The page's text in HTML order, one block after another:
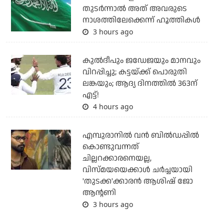
തുടര്‍ന്നാല്‍ അത് അവരുടെ
നാശത്തിലേക്കെന്ന് ഹൂത്തികള്‍
3 hours ago
കുല്‍ദീപും ജഡേജയും മാനവും
വിറപ്പിച്ചു; കട്ടയ്ക്ക് പൊരുതി
ലങ്കയും; ആദ്യ ദിനത്തില്‍ 363ന്
എട്ട്!
4 hours ago
എമ്പുരാനില്‍ വന്‍ ബില്‍ഡപ്പില്‍
കൊണ്ടുവന്നത്
ചില്ലറക്കാരനെയല്ല,
വിസ്മയയെക്കാള്‍ ചര്‍ച്ചയായി
'തുടക്ക'ക്കാരന്‍ ആശിഷ് ജോ
ആന്റണി
3 hours ago